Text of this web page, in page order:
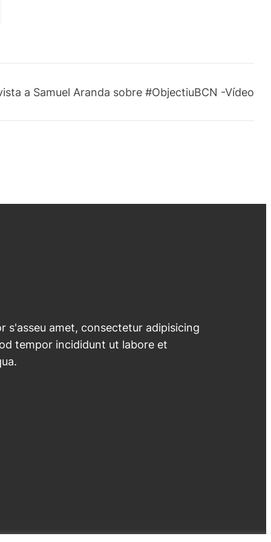
a Samuel Aranda sobre #ObjectiuBCN -Vídeo
s'asseu amet, consectetur adipisicing
tempor incididunt ut labore et